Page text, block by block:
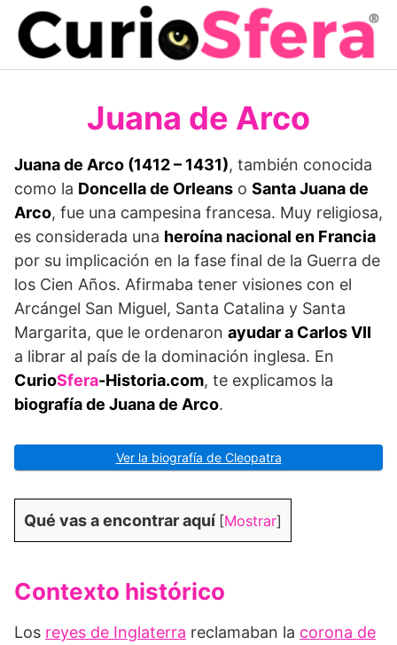
Saltar
contenido
Juana de Arco
Juana de Arco (1412 – 1431), también conocida
como la Doncella de Orleans o Santa Juana de
Arco, fue una campesina francesa. Muy religiosa,
es considerada una heroína nacional en Francia
por su implicación en la fase final de la Guerra de
los Cien Años. Afirmaba tener visiones con el
Arcángel San Miguel, Santa Catalina y Santa
Margarita, que le ordenaron ayudar a Carlos VII
a librar al país de la dominación inglesa. En
CurioSfera-Historia.com, te explicamos la
biografía de Juana de Arco.
Ver la biografía de Cleopatra
Qué vas a encontrar aquí [Mostrar]
Contexto histórico
Los reyes de Inglaterra reclamaban la corona de